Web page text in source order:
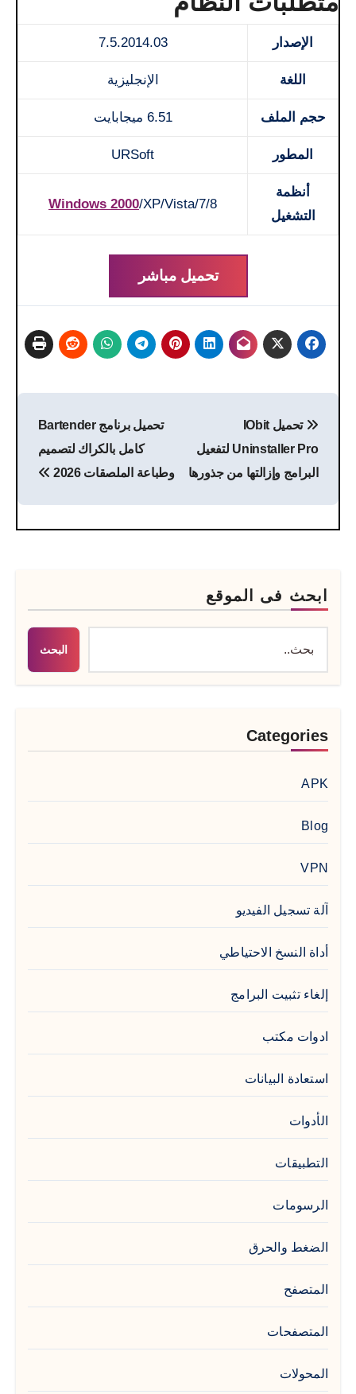
الإصدار 7.5.2014.03
اللغة الإنجليزية
حجم الملف 6.51 ميجابايت
المطور URSoft
أنظمة
التشغيل
Windows 2000/XP/Vista/7/8
تحميل مباشر
المقالات
تحميل IObit
Uninstaller Pro لتفعيل
البرامج وإزالتها من جذورها
تحميل برنامج Bartender
كامل بالكراك​ لتصميم
وطباعة الملصقات 2026
ابحث فى الموقع
البحث
Categories
APK
Blog
VPN
آلة تسجيل الفيديو
أداة النسخ الاحتياطي
إلغاء تثبيت البرامج
ادوات مكتب
استعادة البيانات
الأدوات
التطبيقات
الرسومات
الضغط والحرق
المتصفح
المتصفحات
المحولات